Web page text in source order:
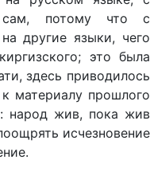
сам, потому что с
другие языки, чего
это была
здесь приводилось
материалу прошлого
народ жив, пока жив
исчезновение